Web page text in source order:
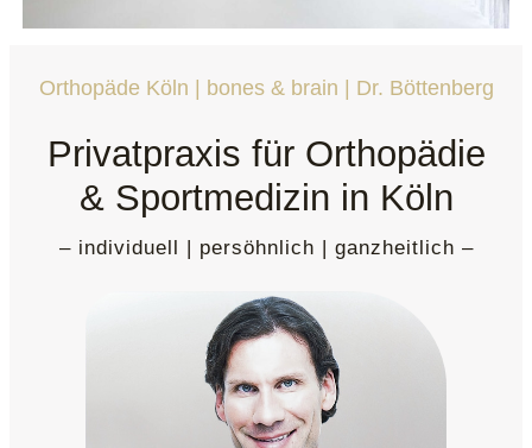
Orthopäde Köln | bones & brain | Dr. Böttenberg
Privatpraxis für Orthopädie
& Sportmedizin in Köln
– individuell | persöhnlich | ganzheitlich –